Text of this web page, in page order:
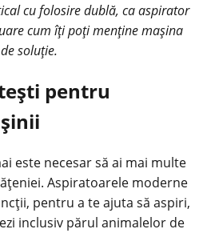
cu folosire dublă, ca aspirator
cum îți poți menține mașina
soluție.
pentru
este necesar să ai mai multe
Aspiratoarele moderne
pentru a te ajuta să aspiri,
inclusiv părul animalelor de